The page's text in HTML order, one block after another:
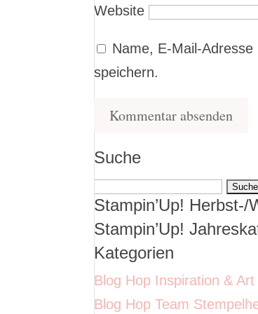
Website
Name, E-Mail-
speichern.
Suche
Suchen
nach:
Stampin’Up! Herbst-/
Stampin’Up!
Kategorien
Blog Hop Inspiration & Art
Blog Hop Team